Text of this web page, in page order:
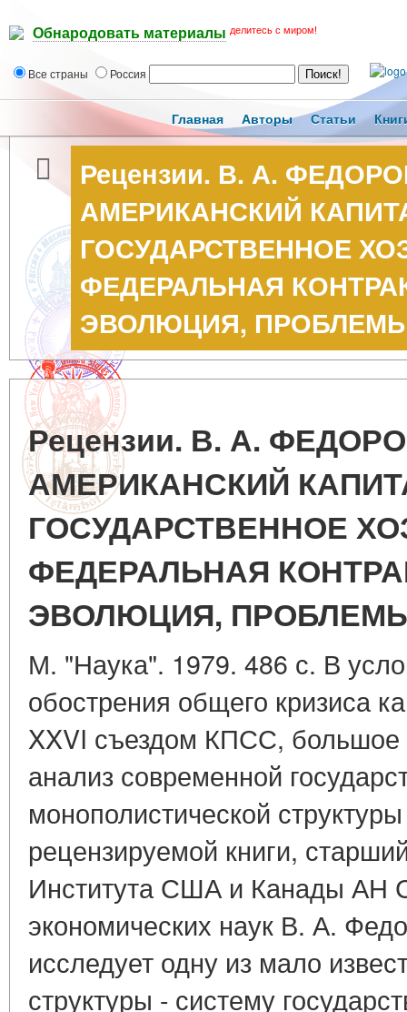
Обнародовать материалы делитесь с миром!
Все страны Россия
Главная Авторы Статьи
Рецензии. В. А.
АМЕРИКАНСКИЙ
ГОСУДАРСТВЕННОЕ
ФЕДЕРАЛЬНАЯ
ЭВОЛЮЦИЯ,
Рецензии. В. А.
АМЕРИКАНСКИЙ
ГОСУДАРСТВЕННОЕ
ФЕДЕРАЛЬНАЯ
ЭВОЛЮЦИЯ,
М. "Наука". 1979. 486 с. В
обострения общего кризиса
XXVI съездом КПСС, большое
анализ современной
монополистической
рецензируемой книги,
Института США и Канады АН
экономических наук В. А.
исследует одну из мало
структуры - систему